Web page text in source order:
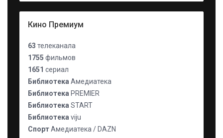
Кино Премиум
63 телеканала
1755 фильмов
1651 сериал
Библиотека Амедиатека
Библиотека PREMIER
Библиотека START
Библиотека viju
СпортАмедиатека / DAZN